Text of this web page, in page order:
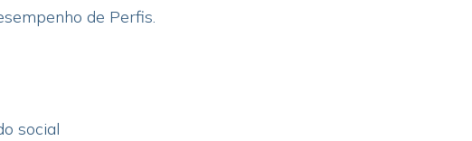
de Perfis.
social